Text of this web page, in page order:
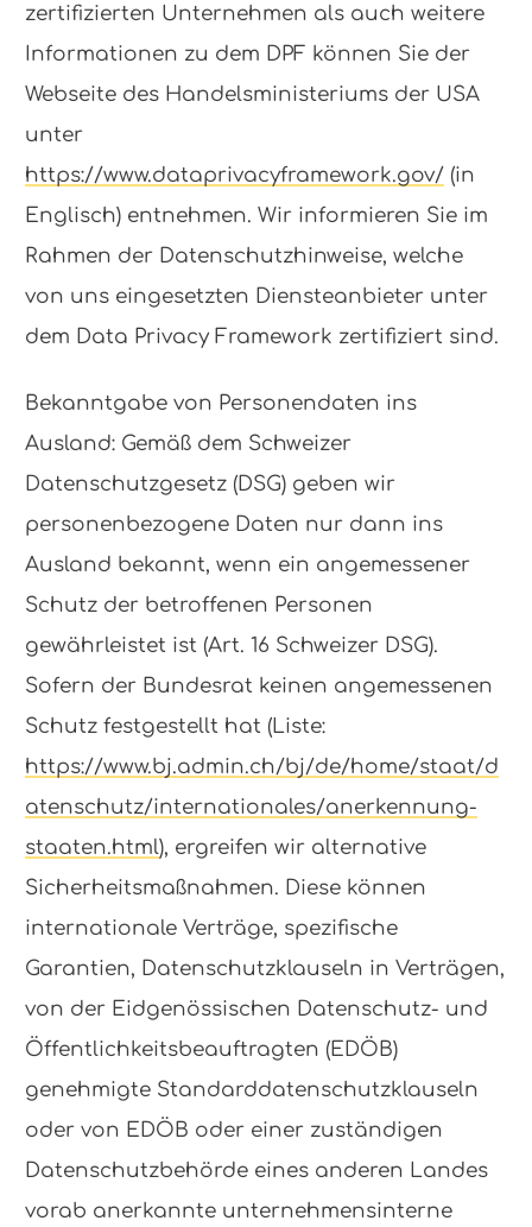
zertifizierten Unternehmen als auch weitere
Informationen zu dem DPF können Sie der
Webseite des Handelsministeriums der USA
unter
https://www.dataprivacyframework.gov/ (in
Englisch) entnehmen. Wir informieren Sie im
Rahmen der Datenschutzhinweise, welche
von uns eingesetzten Diensteanbieter unter
dem Data Privacy Framework zertifiziert sind.
Bekanntgabe von Personendaten ins
Ausland: Gemäß dem Schweizer
Datenschutzgesetz (DSG) geben wir
personenbezogene Daten nur dann ins
Ausland bekannt, wenn ein angemessener
Schutz der betroffenen Personen
gewährleistet ist (Art. 16 Schweizer DSG).
Sofern der Bundesrat keinen angemessenen
Schutz festgestellt hat (Liste:
https://www.bj.admin.ch/bj/de/home/staat/d
atenschutz/internationales/anerkennung-
staaten.html), ergreifen wir alternative
Sicherheitsmaßnahmen. Diese können
internationale Verträge, spezifische
Garantien, Datenschutzklauseln in Verträgen,
von der Eidgenössischen Datenschutz- und
Öffentlichkeitsbeauftragten (EDÖB)
genehmigte Standarddatenschutzklauseln
oder von EDÖB oder einer zuständigen
Datenschutzbehörde eines anderen Landes
vorab anerkannte unternehmensinterne